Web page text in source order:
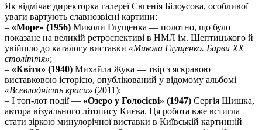
Як відмічає директорка галереї Євгенія Білоусова, особливої
уваги вартують славнозвісні картини:
– «Море» (1956) Миколи Глущенка — полотно, що було
показане на великій ретроспективі в НМЛ ім. Шептицького й
увійшло до каталогу виставки «Микола Глущенко. Барви ХХ
століття»;
– «Квіти» (1940) Михайла Жука — твір з яскравою
виставковою історією, опублікований у відомому альбомі
«Всевладність краси» (2011);
– І топ-лот події — «Озеро у Голосієві» (1947) Сергія Шишка,
автора візуального літопису Києва. Ця робота вже встигла
стати зіркою минулорічної виставки в Київській картинній